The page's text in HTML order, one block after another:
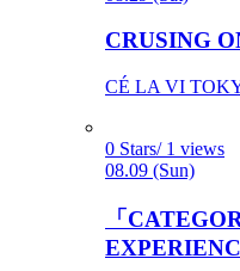
CRUSING
CÉ LA VI
0 Stars/ 1 views
08.09 (Sun)
「